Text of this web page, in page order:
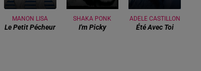
MANON LISA
Le Petit Pécheur
SHAKA PONK
I'm Picky
ADELE CASTILLON
Été Avec Toi